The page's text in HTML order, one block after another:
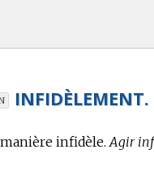
INFIDÈLEMENT.
infidèle. Agir